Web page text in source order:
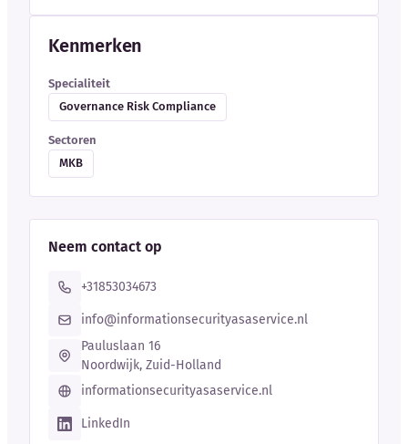
Kenmerken
Specialiteit
Governance Risk Compliance
Sectoren
MKB
Neem contact op
+31853034673
info@informationsecurityasaservice.nl
Pauluslaan 16
Noordwijk, Zuid-Holland
informationsecurityasaservice.nl
LinkedIn